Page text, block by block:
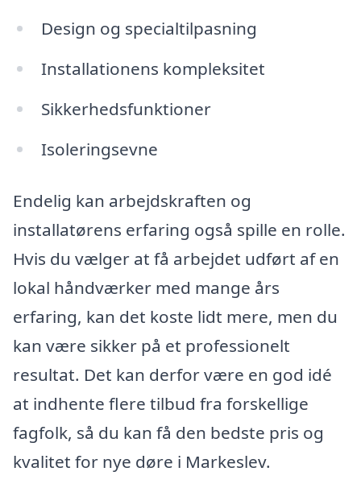
Design og specialtilpasning
Installationens kompleksitet
Sikkerhedsfunktioner
Isoleringsevne
Endelig kan arbejdskraften og
installatørens erfaring også spille en rolle.
Hvis du vælger at få arbejdet udført af en
lokal håndværker med mange års
erfaring, kan det koste lidt mere, men du
kan være sikker på et professionelt
resultat. Det kan derfor være en god idé
at indhente flere tilbud fra forskellige
fagfolk, så du kan få den bedste pris og
kvalitet for nye døre i Markeslev.